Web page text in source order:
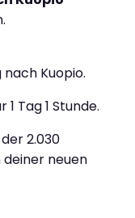
Kuopio.
Tag 1 Stunde.
2.030
neuen